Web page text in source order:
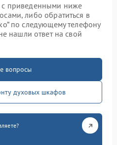
с приведенными ниже
либо обратиться в
по следующему телефону
нашли ответ на свой
вопросы
духовых шкафов